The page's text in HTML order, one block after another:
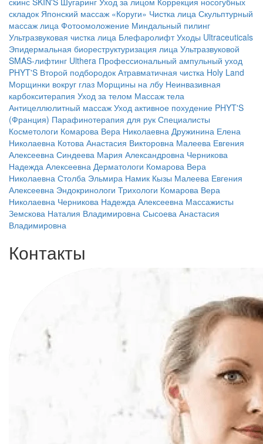
складок Японский массаж «Коруги» Чистка лица Скульптурный
массаж лица Фотоомоложение Миндальный пилинг
Ультразвуковая чистка лица Блефаролифт Уходы Ultraceuticals
Эпидермальная биореструктуризация лица Ультразвуковой
SMAS-лифтинг Ulthera Профессиональный ампульный уход
PHYT'S Второй подбородок Атравматичная чистка Holy Land
Морщинки вокруг глаз Морщины на лбу Неинвазивная
карбокситерапия Уход за телом Массаж тела
Антицеллюлитный массаж Уход активное похудение PHYT'S
(Франция) Парафинотерапия для рук Специалисты
Косметологи Комарова Вера Николаевна Дружинина Елена
Николаевна Котова Анастасия Викторовна Малеева Евгения
Алексеевна Синдеева Мария Александровна Черникова
Надежда Алексеевна Дерматологи Комарова Вера
Николаевна Столба Эльмира Намик Кызы Малеева Евгения
Алексеевна Эндокринологи Трихологи Комарова Вера
Николаевна Черникова Надежда Алексеевна Массажисты
Земскова Наталия Владимировна Сысоева Анастасия
Владимировна
Контакты